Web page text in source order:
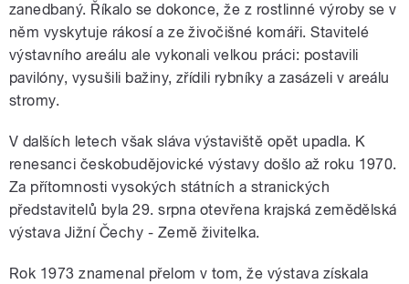
zanedbaný. Říkalo se dokonce, že z rostlinné výroby se v
něm vyskytuje rákosí a ze živočišné komáři. Stavitelé
výstavního areálu ale vykonali velkou práci: postavili
pavilóny, vysušili bažiny, zřídili rybníky a zasázeli v areálu
stromy.
V dalších letech však sláva výstaviště opět upadla. K
renesanci českobudějovické výstavy došlo až roku 1970.
Za přítomnosti vysokých státních a stranických
představitelů byla 29. srpna otevřena krajská zemědělská
výstava Jižní Čechy - Země živitelka.
Rok 1973 znamenal přelom v tom, že výstava získala